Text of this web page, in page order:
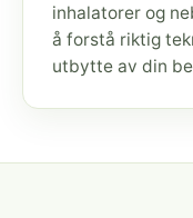
inhalatorer og
å forstå riktig
utbytte av din